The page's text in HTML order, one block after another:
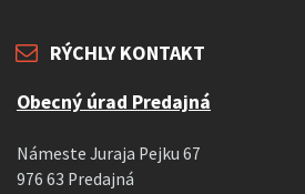
RÝCHLY KONTAKT
Obecný úrad Predajná
Námeste Juraja Pejku 67
976 63 Predajná